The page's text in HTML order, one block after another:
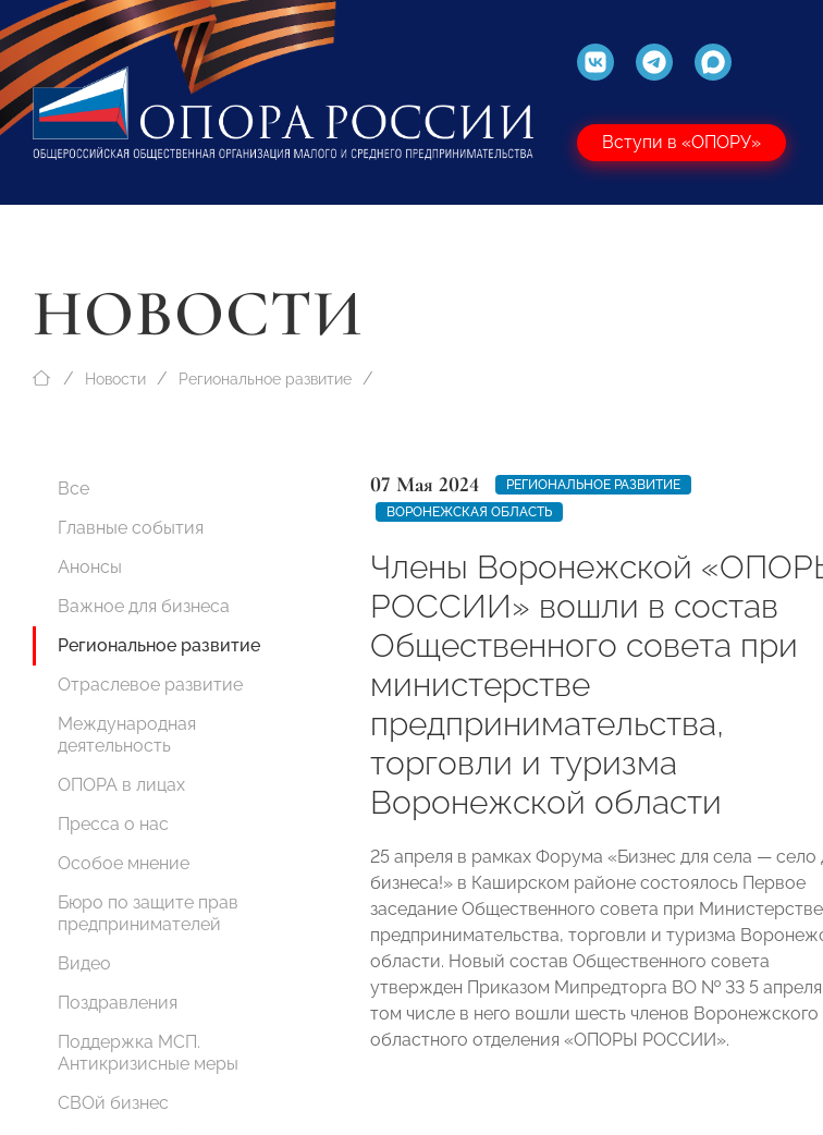
Вступи в «ОПОРУ»
НОВОСТИ
Новости Региональное развитие
Все
Главные события
Анонсы
Важное для бизнеса
Региональное развитие
Отраслевое развитие
Международная
деятельность
ОПОРА в лицах
Пресса о нас
Особое мнение
Бюро по защите прав
предпринимателей
Видео
Поздравления
Поддержка МСП.
Антикризисные меры
СВОй бизнес
07 Мая 2024
РЕГИОНАЛЬНОЕ РАЗВИТИЕ
ВОРОНЕЖСКАЯ ОБЛАСТЬ
Члены Воронежской
РОССИИ» вошли в состав
Общественного совета при
министерстве
предпринимательства,
торговли и туризма
Воронежской области
25 апреля в рамках Форума «Бизнес для села — село
бизнеса!» в Каширском районе состоялось Первое
заседание Общественного совета при Министерстве
предпринимательства, торговли и туризма
области. Новый состав Общественного совета
утвержден Приказом Мипредторга ВО № 33 5
том числе в него вошли шесть членов Воронежского
областного отделения «ОПОРЫ РОССИИ».